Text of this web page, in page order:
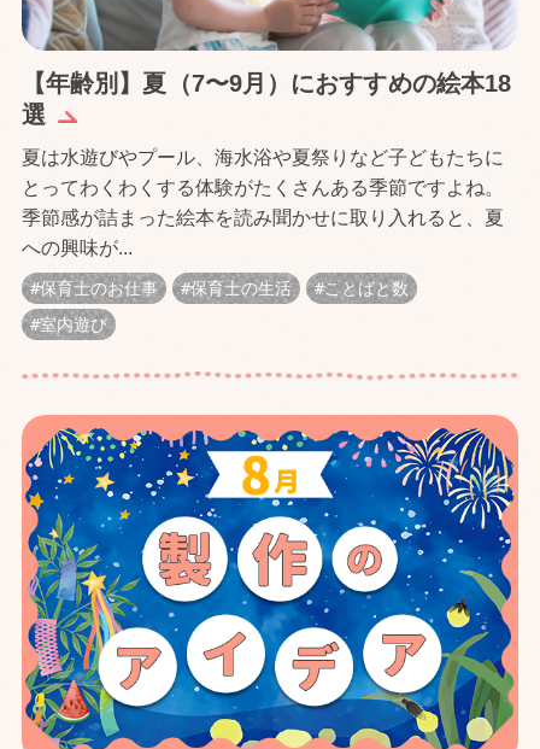
【年齢別】夏（7〜9月）におすすめの絵本18
選
夏は水遊びやプール、海水浴や夏祭りなど子どもたちに
とってわくわくする体験がたくさんある季節ですよね。
季節感が詰まった絵本を読み聞かせに取り入れると、夏
への興味が...
保育士のお仕事 保育士の生活
ことばと数
室内遊び